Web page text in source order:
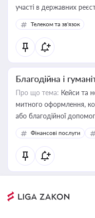
участі в державних
споживачів.
Телеком та зв'язок
Благодійна і
Про що тема: Кейси та
митного оформлення,
або благодійної
Фінансові послуги